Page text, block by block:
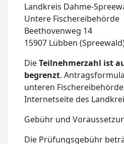
Landkreis Dahme-
Untere Fischereibehörde
Beethovenweg 14
15907 Lübben
DieTeilnehmerzahl ist
begrenzt.
unteren
Internetseite des
Gebühr und
Die Prüfungsgebühr